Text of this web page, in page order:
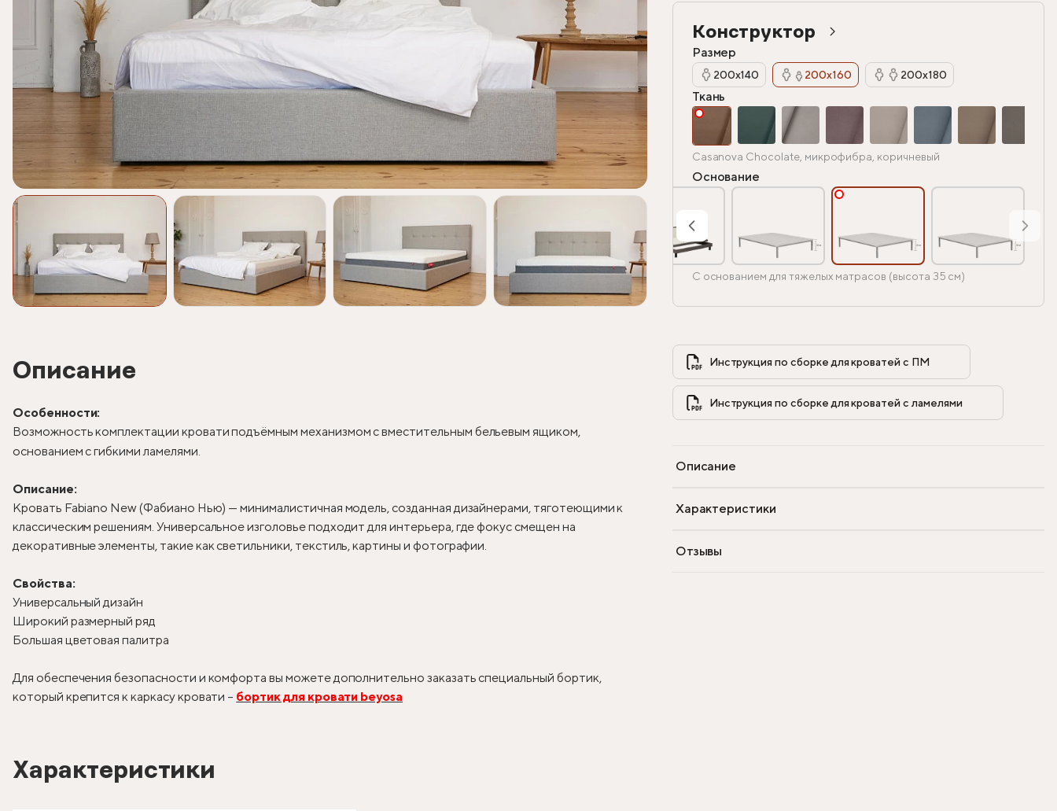
Описание
Особенности:
Возможность комплектации кровати подъёмным механизмом с вместительным бельевым ящиком,
основанием с гибкими ламелями.
Описание:
Кровать Fabiano New (Фабиано Нью) — минималистичная модель, созданная дизайнерами, тяготеющими к
классическим решениям. Универсальное изголовье подходит для интерьера, где фокус смещен на
декоративные элементы, такие как светильники, текстиль, картины и фотографии.
Свойства:
Универсальный дизайн
Широкий размерный ряд
Большая цветовая палитра
Для обеспечения безопасности и комфорта вы можете дополнительно заказать специальный бортик,
который крепится к каркасу кровати – бортик для кровати beyosa
Характеристики
Конструктор
Размер
200х140 200х160 200х180
Ткань
Casanova Chocolate, микрофибра, коричневый
Основание
С основанием для тяжелых матрасов (высота 35 см)
Инструкция по сборке для кроватей с ПМ
Инструкция по сборке для кроватей с ламелями
Описание
Характеристики
Отзывы